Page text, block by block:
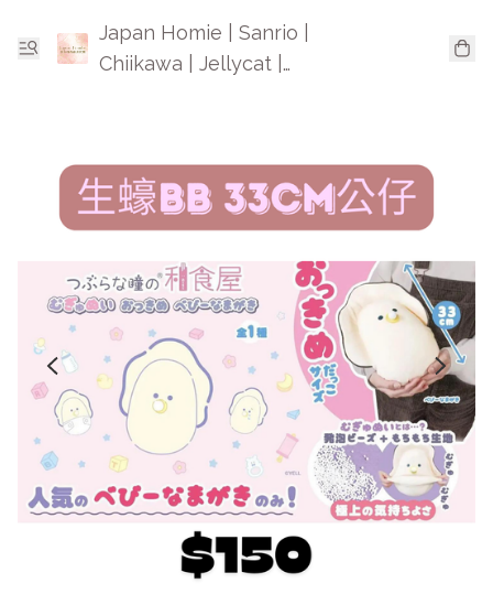
Japan Homie | Sanrio |
Chiikawa | Jellycat |